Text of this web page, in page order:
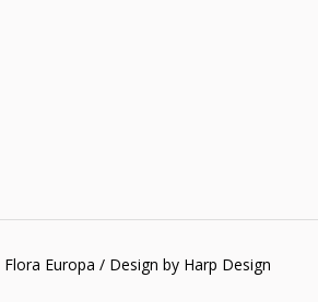
Europa / Design by Harp Design